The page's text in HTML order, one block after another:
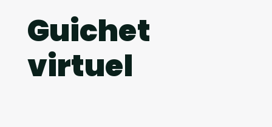
Guichet
virtuel